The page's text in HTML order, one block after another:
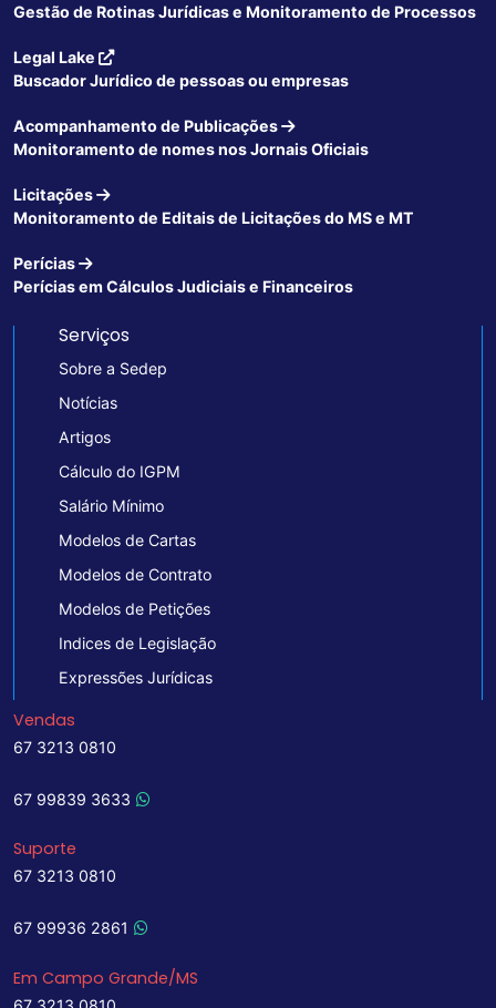
Gestão de Rotinas Jurídicas e Monitoramento de Processos
Legal Lake
Buscador Jurídico de pessoas ou empresas
Acompanhamento de Publicações
Monitoramento de nomes nos Jornais Oficiais
Licitações
Monitoramento de Editais de Licitações do MS e MT
Perícias
Perícias em Cálculos Judiciais e Financeiros
Serviços
Sobre a Sedep
Notícias
Artigos
Cálculo do IGPM
Salário Mínimo
Modelos de Cartas
Modelos de Contrato
Modelos de Petições
Indices de Legislação
Expressões Jurídicas
Vendas
67 3213 0810
67 99839 3633
Suporte
67 3213 0810
67 99936 2861
Em Campo Grande/MS